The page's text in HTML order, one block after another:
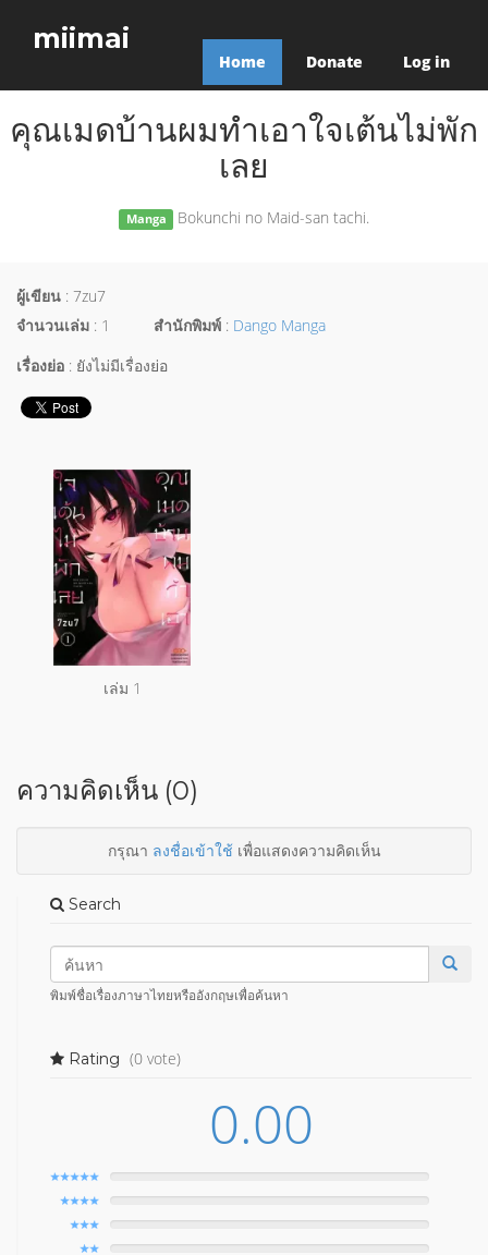
miimai
Home Donate Log in
คุณเมดบ้านผมทำเอาใจเต้นไม่พัก
เลย
Manga Bokunchi no Maid-san tachi.
ผู้เขียน : 7zu7
จำนวนเล่ม : 1 สำนักพิมพ์ : Dango Manga
เรื่องย่อ : ยังไม่มีเรื่องย่อ
เล่ม 1
ความคิดเห็น (0)
กรุณา ลงชื่อเข้าใช้เพื่อแสดงความคิดเห็น
Search
พิมพ์ชื่อเรื่องภาษาไทยหรืออังกฤษเพื่อค้นหา
Rating (0 vote)
0.00